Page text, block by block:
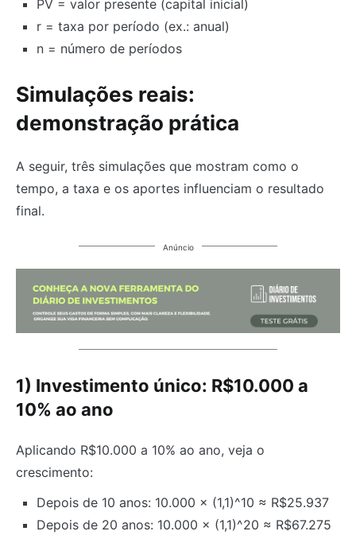
PV = valor presente (capital inicial)
r = taxa por período (ex.: anual)
n = número de períodos
Simulações reais:
demonstração prática
A seguir, três simulações que mostram como o
tempo, a taxa e os aportes influenciam o resultado
final.
Anúncio
1) Investimento único: R$10.000 a
10% ao ano
Aplicando R$10.000 a 10% ao ano, veja o
crescimento:
Depois de 10 anos: 10.000 × (1,1)^10 ≈ R$25.937
Depois de 20 anos: 10.000 × (1,1)^20 ≈ R$67.275